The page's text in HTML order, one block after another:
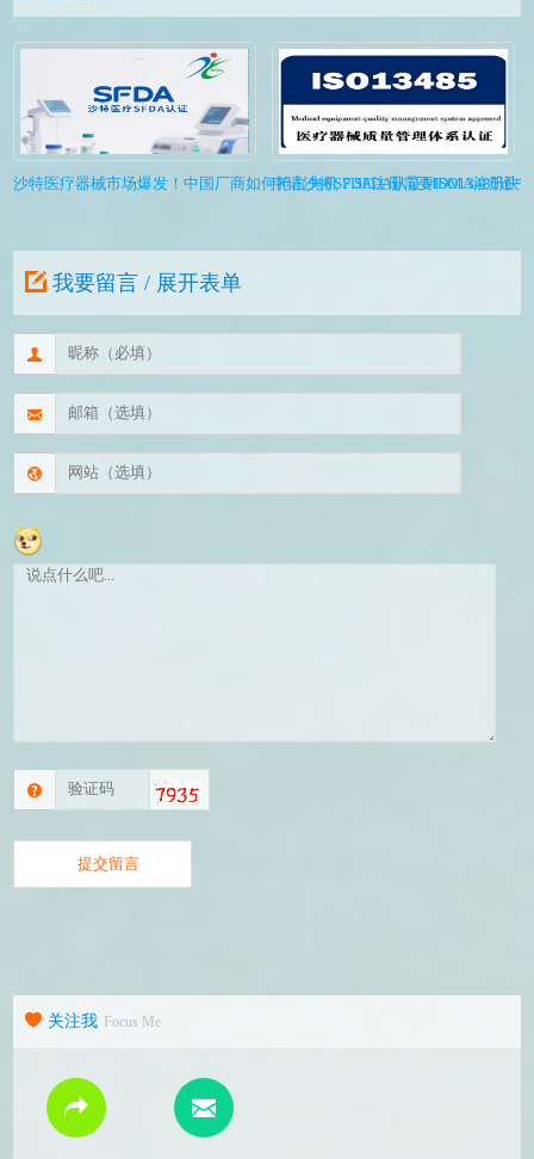
沙特医疗器械市场爆发！中国厂商如何抢占先机？SFDA认证MDMA注册快
申请沙特SFDA注册需要ISO13485证
我要留言 / 展开表单
关注我 Focus Me